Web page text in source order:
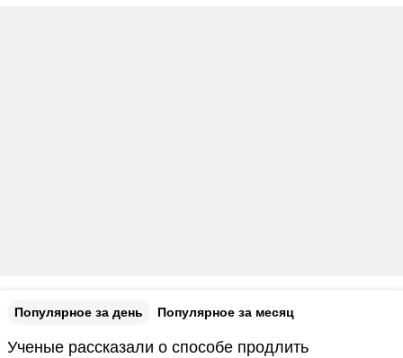
Популярное за день Популярное за месяц
Ученые рассказали о способе продлить